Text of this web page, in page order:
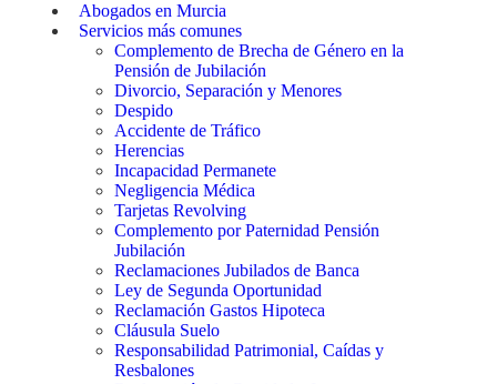
Abogados en Murcia
Servicios más comunes
Complemento de Brecha de Género en la
Pensión de Jubilación
Divorcio, Separación y Menores
Despido
Accidente de Tráfico
Herencias
Incapacidad Permanete
Negligencia Médica
Tarjetas Revolving
Complemento por Paternidad Pensión
Jubilación
Reclamaciones Jubilados de Banca
Ley de Segunda Oportunidad
Reclamación Gastos Hipoteca
Cláusula Suelo
Responsabilidad Patrimonial, Caídas y
Resbalones